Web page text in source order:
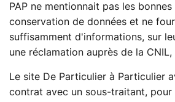
PAP ne mentionnait pas les
conservation de données et ne
suffisamment d'informations, sur
une réclamation auprès de la
Le site De Particulier à Particulier
contrat avec un sous-traitant, pour